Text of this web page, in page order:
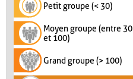
Petit groupe (< 30)
Moyen groupe (entre 30
et 100)
Grand groupe (> 100)